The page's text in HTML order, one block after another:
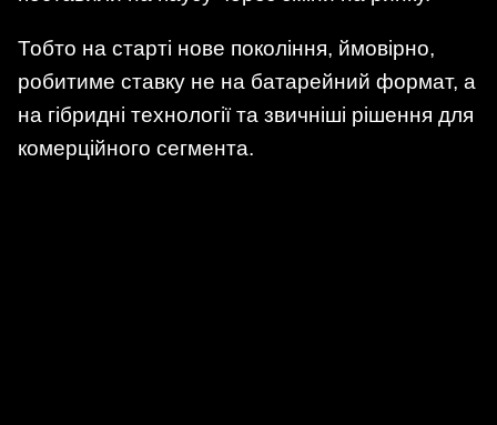
Тобто на старті нове покоління, ймовірно,
робитиме ставку не на батарейний формат, а
на гібридні технології та звичніші рішення для
комерційного сегмента.